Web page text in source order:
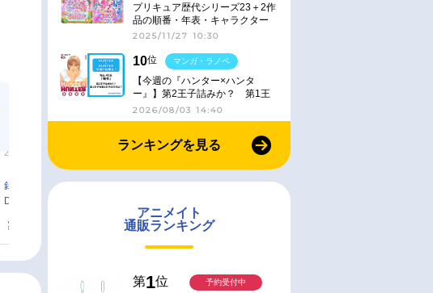
2026/11/25 発売
【DVD】TV 『二十世紀電氣目
録-ユーレカ・エヴリカ-』
DVD下巻
￥17,600
予約
2026/10/28 発売
【DVD】TV 『二十世紀電氣目
￥17,600
プリキュア歴代シリーズ23＋2作
品の順番・年表・キャラクター
【2025年版】
2025/11/27 10:30
10位
【今週の『ハンター×ハンタ
ー』】第2王子詰みか？ 第1王
子と第4王子が対峙「発令」＜
No.416＞
2026/08/03 14:40
マンガ・ラノベ
ランキングを見る
アニメイト
通販ランキング
第1位 予約受付中